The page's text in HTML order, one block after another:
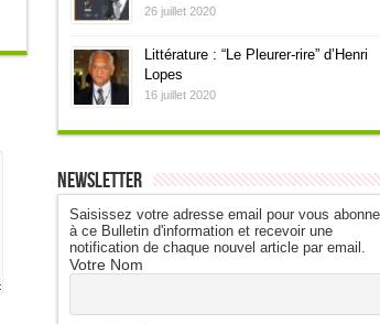
26 juillet 2020
Littérature : “Le Pleurer-rire” d’Henri
Lopes
16 juillet 2020
Newsletter
Saisissez votre adresse email pour vous
à ce Bulletin d'information et recevoir une
notification de chaque nouvel article par email.
Votre Nom